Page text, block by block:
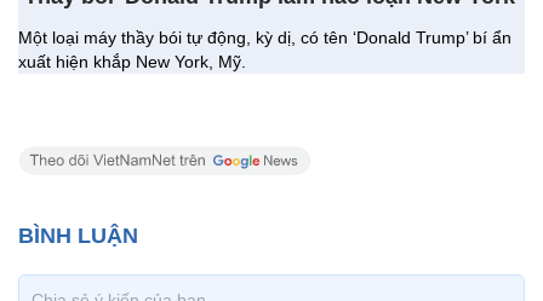
Một loại máy thầy bói tự động, kỳ dị, có tên ‘Donald Trump’ bí ẩn
xuất hiện khắp New York, Mỹ.